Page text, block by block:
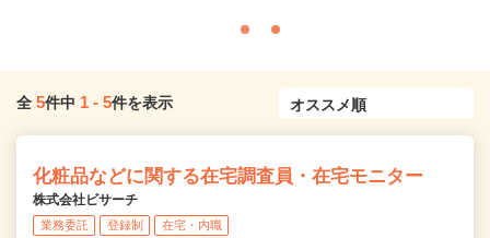
全 5件中 1 - 5件を表示
化粧品などに関する在宅調査員・在宅モニター
株式会社ビサーチ
業務委託 登録制 在宅・内職